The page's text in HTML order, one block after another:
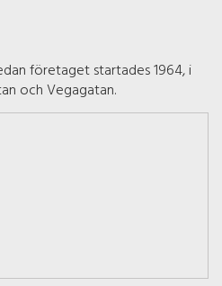
företaget startades 1964, i
och Vegagatan.